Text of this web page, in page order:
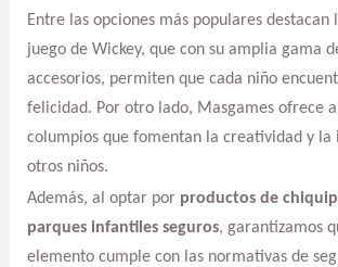
Entre las opciones más populares destacan
juego de Wickey, que con su amplia gama
accesorios, permiten que cada niño
felicidad. Por otro lado, Masgames ofrece
columpios que fomentan la creatividad y la
otros niños.
Además, al optar por productos de
parques infantiles seguros, garantizamos
elemento cumple con las normativas de